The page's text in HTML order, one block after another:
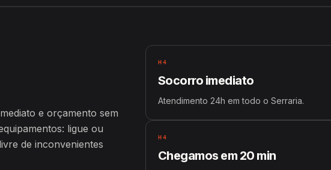
e orçamento sem
ligue ou
de inconvenientes
H4
Socorro imediato
Atendimento 24h em todo o Serraria.
H4
Chegamos em 20 min